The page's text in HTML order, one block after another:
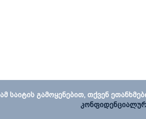
ამ საიტის გამოყენებით, თქვენ